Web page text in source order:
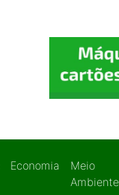
Economia
Meio
Ambiente